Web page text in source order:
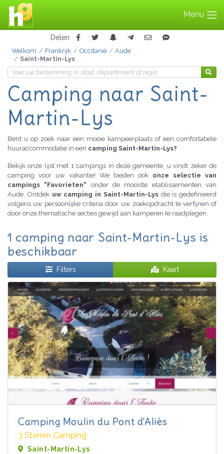
Menu
Delen
Welkom Frankrijk Occitanië
Aude
Saint-Martin-Lys
Camping naar Saint-
Martin-Lys
Bent u op zoek naar een mooie kampeerplaats of een comfortabele
huuraccommodatie in een camping Saint-Martin-Lys?
Bekijk onze lijst met 1 campings in deze gemeente, u vindt zeker de
camping voor uw vakantie! We bieden ook onze selectie van
campings "Favorieten" onder de mooiste etablissementen van
Aude. Ontdek uw camping in Saint-Martin-Lysdie is gedefinieerd
volgens uw persoonlijke criteria door uw zoekopdracht te verfijnen of
door onze thematische secties gewijd aan kamperen te raadplegen.
1 camping naar Saint-Martin-Lys is
beschikbaar
Filters Kaart
Camping Moulin du Pont d'Aliès
3 Sterren Camping
Saint-Martin-Lys